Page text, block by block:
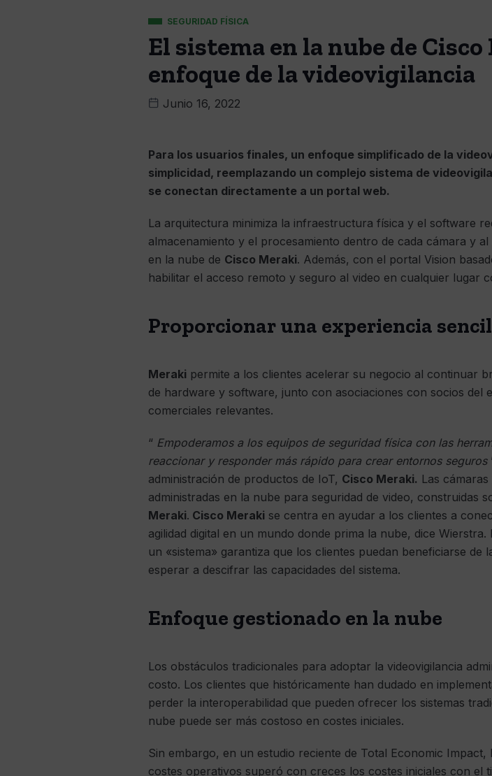
SEGURIDAD FÍSICA
El sistema en la nube de
enfoque de la videovigilancia
Junio 16, 2022
Para los usuarios finales, un enfoque simplificado de la
simplicidad, reemplazando un complejo sistema de
se conectan directamente a un portal web.
La arquitectura minimiza la infraestructura física y el software
almacenamiento y el procesamiento dentro de cada cámara y
en la nube de Cisco Meraki. Además, con el portal Vision
habilitar el acceso remoto y seguro al video en cualquier lugar
Proporcionar una experiencia
Meraki permite a los clientes acelerar su negocio al continuar
de hardware y software, junto con asociaciones con socios del
comerciales relevantes.
“ Empoderamos a los equipos de seguridad física con las
reaccionar y responder más rápido para crear entornos seguros
administración de productos de IoT, Cisco Meraki. Las
administradas en la nube para seguridad de video, construidas
Meraki. Cisco Meraki se centra en ayudar a los clientes a
agilidad digital en un mundo donde prima la nube, dice
un «sistema» garantiza que los clientes puedan beneficiarse de
esperar a descifrar las capacidades del sistema.
Enfoque gestionado en la nube
Los obstáculos tradicionales para adoptar la videovigilancia
costo. Los clientes que históricamente han dudado en
perder la interoperabilidad que pueden ofrecer los sistemas
nube puede ser más costoso en costes iniciales.
Sin embargo, en un estudio reciente de Total Economic
costes operativos superó con creces los costes iniciales con el